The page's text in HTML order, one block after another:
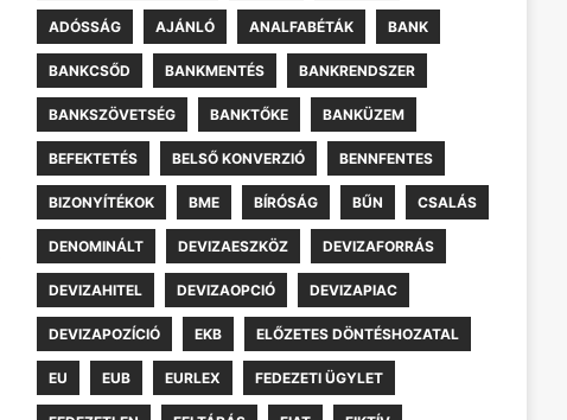
ADÓSSÁG AJÁNLÓ ANALFABÉTÁK BANK
BANKCSŐD BANKMENTÉS BANKRENDSZER
BANKSZÖVETSÉG BANKTŐKE BANKÜZEM
BEFEKTETÉS BELSŐ KONVERZIÓ BENNFENTES
BIZONYÍTÉKOK BME BÍRÓSÁG BŰN CSALÁS
DENOMINÁLT DEVIZAESZKÖZ DEVIZAFORRÁS
DEVIZAHITEL DEVIZAOPCIÓ DEVIZAPIAC
DEVIZAPOZÍCIÓ EKB ELŐZETES DÖNTÉSHOZATAL
EU EUB EURLEX FEDEZETI ÜGYLET